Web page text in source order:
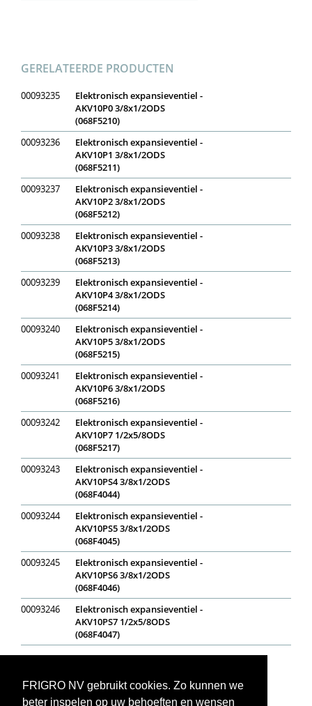
FRIGRO NV gebruikt cookies. Zo kunnen we
beter inspelen op uw behoeften en wensen
GERELATEERDE PRODUCTEN
00093235
Elektronisch expansieventiel -
AKV10P0 3/8x1/2ODS
(068F5210)
00093236
Elektronisch expansieventiel -
AKV10P1 3/8x1/2ODS
(068F5211)
00093237
Elektronisch expansieventiel -
AKV10P2 3/8x1/2ODS
(068F5212)
00093238
Elektronisch expansieventiel -
AKV10P3 3/8x1/2ODS
(068F5213)
00093239
Elektronisch expansieventiel -
AKV10P4 3/8x1/2ODS
(068F5214)
00093240
Elektronisch expansieventiel -
AKV10P5 3/8x1/2ODS
(068F5215)
00093241
Elektronisch expansieventiel -
AKV10P6 3/8x1/2ODS
(068F5216)
00093242
Elektronisch expansieventiel -
AKV10P7 1/2x5/8ODS
(068F5217)
00093243
Elektronisch expansieventiel -
AKV10PS4 3/8x1/2ODS
(068F4044)
00093244
Elektronisch expansieventiel -
AKV10PS5 3/8x1/2ODS
(068F4045)
00093245
Elektronisch expansieventiel -
AKV10PS6 3/8x1/2ODS
(068F4046)
00093246
Elektronisch expansieventiel -
AKV10PS7 1/2x5/8ODS
(068F4047)
Voorraadweergave onder voorbehoud van verkoop